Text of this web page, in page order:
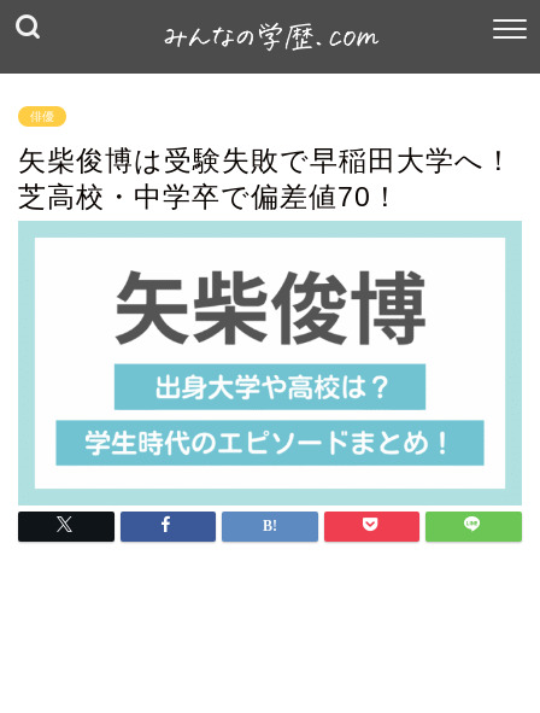
俳優
矢柴俊博は受験失敗で早稲田大学へ！
芝高校・中学卒で偏差値70！